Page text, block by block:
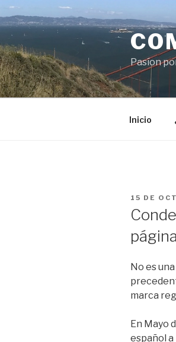
Saltar
al
contenido
Pasíon
Inicio
15 DE
No es
marca
En Mayo
español a